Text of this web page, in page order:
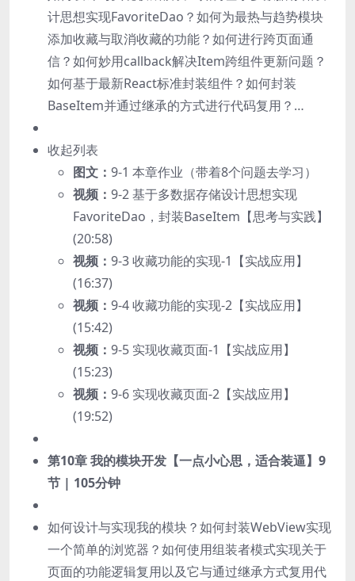
计思想实现FavoriteDao？如何为最热与趋势模块
添加收藏与取消收藏的功能？如何进行跨页面通
信？如何妙用callback解决Item跨组件更新问题？
如何基于最新React标准封装组件？如何封装
BaseItem并通过继承的方式进行代码复用？…
收起列表
图文： 9-1 本章作业（带着8个问题去学习）
视频： 9-2 基于多数据存储设计思想实现
FavoriteDao，封装BaseItem【思考与实践】
(20:58)
视频： 9-3 收藏功能的实现-1【实战应用】
(16:37)
视频： 9-4 收藏功能的实现-2【实战应用】
(15:42)
视频： 9-5 实现收藏页面-1【实战应用】
(15:23)
视频： 9-6 实现收藏页面-2【实战应用】
(19:52)
第10章 我的模块开发【一点小心思，适合装逼】 9
节 | 105分钟
如何设计与实现我的模块？如何封装WebView实现
一个简单的浏览器？如何使用组装者模式实现关于
页面的功能逻辑复用以及它与通过继承方式复用代